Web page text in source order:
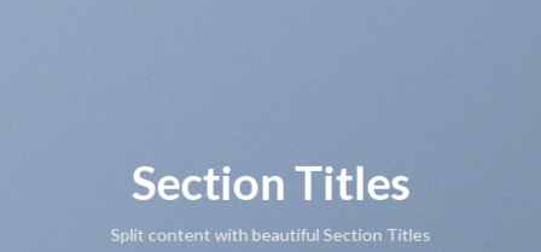
Section Titles
Split content with beautiful Section Titles